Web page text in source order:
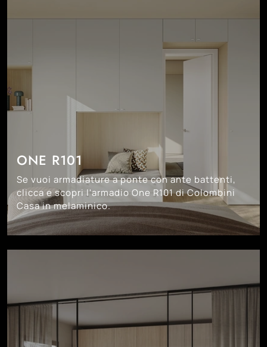
ONE R101
Se vuoi armadiature a ponte con ante battenti,
clicca e scopri l'armadio One R101 di Colombini
Casa in melaminico.